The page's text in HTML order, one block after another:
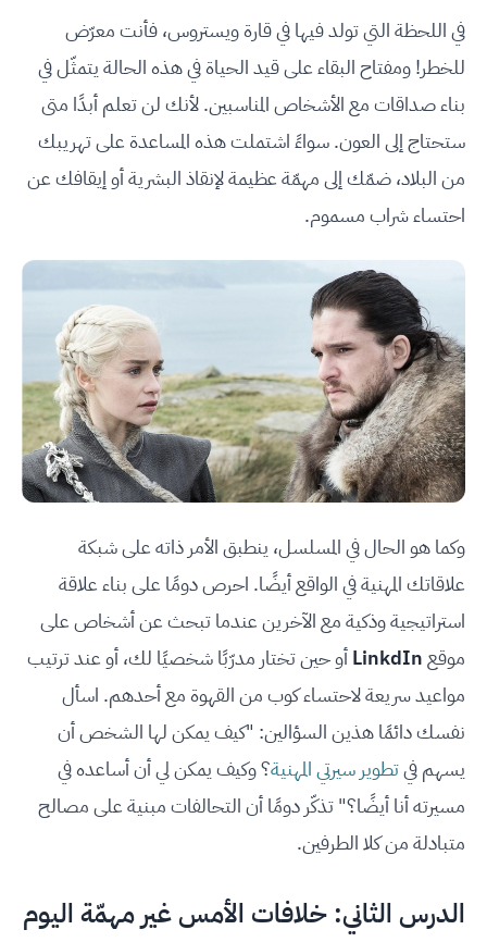
في اللحظة التي تولد فيها في قارة ويستروس، فأنت معرّض
للخطر! ومفتاح البقاء على قيد الحياة في هذه الحالة يتمثّل في
بناء صداقات مع الأشخاص المناسبين. لأنك لن تعلم أبدًا متى
ستحتاج إلى العون. سواءً اشتملت هذه المساعدة على تهريبك
من البلاد، ضمّك إلى مهمّة عظيمة لإنقاذ البشرية أو إيقافك عن
احتساء شراب مسموم.
وكما هو الحال في المسلسل، ينطبق الأمر ذاته على شبكة
علاقاتك المهنية في الواقع أيضًا. احرص دومًا على بناء علاقة
استراتيجية وذكية مع الآخرين عندما تبحث عن أشخاص على
موقعLinkdInأو حين تختار مدرّبًا شخصيًا لك، أو عند ترتيب
مواعيد سريعة لاحتساء كوب من القهوة مع أحدهم. اسأل
نفسك دائمًا هذين السؤالين: "كيف يمكن لها الشخص أن
يسهم فيتطوير سيرتي المهنية؟ وكيف يمكن لي أن أساعده في
مسيرته أنا أيضًا؟" تذكّر دومًا أن التحالفات مبنية على مصالح
متبادلة من كلا الطرفين.
الدرس الثاني: خلافات الأمس غير مهمّة اليوم